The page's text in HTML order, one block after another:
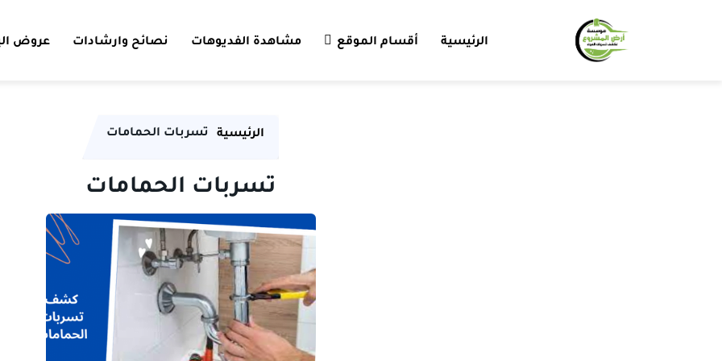
الرئيسية أقسام الموقع مشاهدة الفديوهات نصائح وارشادات عروض
الرئيسية تسربات الحمامات
تسربات الحمامات